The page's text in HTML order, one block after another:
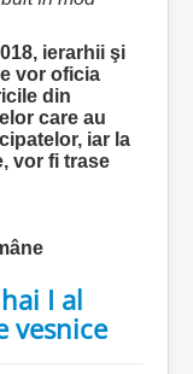
ierarhii şi
vor oficia
din
care au
iar la
vor fi trase
I al
vesnice